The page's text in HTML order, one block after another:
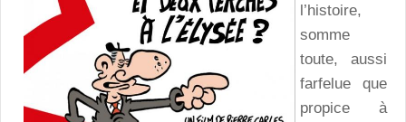
l’histoire,
somme
toute, aussi
farfelue que
propice à